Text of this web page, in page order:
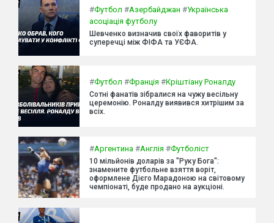
#Футбол #Азербайджан #Українська
асоціація футболу
Шевченко визначив своїх фаворитів у
суперечці між ФІФА та УЄФА.
#Футбол #Франція #Кріштіану Роналду
Сотні фанатів зібралися на чужу весільну
церемонію. Роналду виявився хитрішим за
всіх.
#Аргентина #Англія #Футболіст
10 мільйонів доларів за "Руку Бога":
знамените футбольне взяття воріт,
оформлене Дієго Марадоною на світовому
чемпіонаті, буде продано на аукціоні.